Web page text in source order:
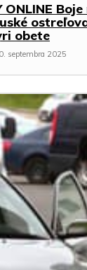
ONLINE
obete
septembra 2025